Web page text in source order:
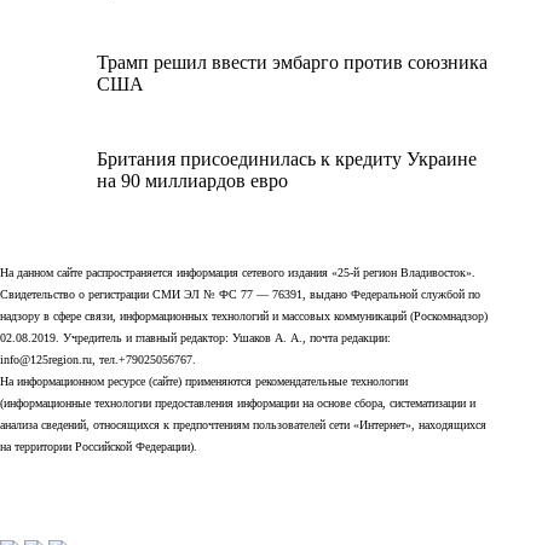
Трамп решил ввести эмбарго против союзника
США
Британия присоединилась к кредиту Украине
на 90 миллиардов евро
На данном сайте распространяется информация сетевого издания «25-й регион Владивосток».
Свидетельство о регистрации СМИ ЭЛ № ФС 77 — 76391, выдано Федеральной службой по
надзору в сфере связи, информационных технологий и массовых коммуникаций (Роскомнадзор)
02.08.2019. Учредитель и главный редактор: Ушаков А. А., почта редакции:
info@125region.ru, тел.+79025056767.
На информационном ресурсе (сайте) применяются рекомендательные технологии
(информационные технологии предоставления информации на основе сбора, систематизации и
анализа сведений, относящихся к предпочтениям пользователей сети «Интернет», находящихся
на территории Российской Федерации).